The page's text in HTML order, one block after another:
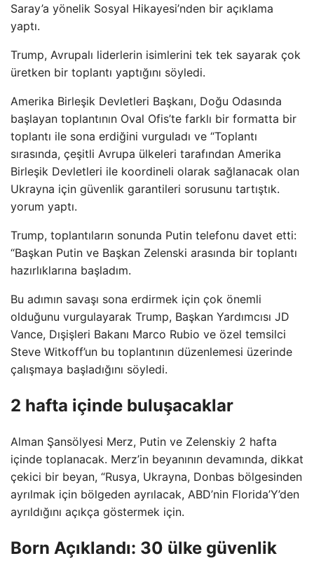
Saray’a yönelik Sosyal Hikayesi’nden bir açıklama
yaptı.
Trump, Avrupalı liderlerin isimlerini tek tek sayarak çok
üretken bir toplantı yaptığını söyledi.
Amerika Birleşik Devletleri Başkanı, Doğu Odasında
başlayan toplantının Oval Ofis’te farklı bir formatta bir
toplantı ile sona erdiğini vurguladı ve “Toplantı
sırasında, çeşitli Avrupa ülkeleri tarafından Amerika
Birleşik Devletleri ile koordineli olarak sağlanacak olan
Ukrayna için güvenlik garantileri sorusunu tartıştık.
yorum yaptı.
Trump, toplantıların sonunda Putin telefonu davet etti:
“Başkan Putin ve Başkan Zelenski arasında bir toplantı
hazırlıklarına başladım.
Bu adımın savaşı sona erdirmek için çok önemli
olduğunu vurgulayarak Trump, Başkan Yardımcısı JD
Vance, Dışişleri Bakanı Marco Rubio ve özel temsilci
Steve Witkoff’un bu toplantının düzenlemesi üzerinde
çalışmaya başladığını söyledi.
2 hafta içinde buluşacaklar
Alman Şansölyesi Merz, Putin ve Zelenskiy 2 hafta
içinde toplanacak. Merz’in beyanının devamında, dikkat
çekici bir beyan, “Rusya, Ukrayna, Donbas bölgesinden
ayrılmak için bölgeden ayrılacak, ABD’nin Florida’Y’den
ayrıldığını açıkça göstermek için.
Born Açıklandı: 30 ülke güvenlik